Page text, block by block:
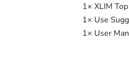
1× XLIM
1× Use
1× User